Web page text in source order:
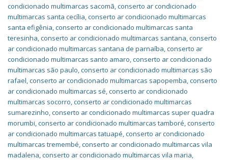
condicionado multimarcas sacomã,conserto ar condicionado
multimarcas santa cecília,conserto ar condicionado multimarcas
santa efigênia,conserto ar condicionado multimarcas santa
teresinha,conserto ar condicionado multimarcas santana,conserto
ar condicionado multimarcas santana de parnaíba,conserto ar
condicionado multimarcas santo amaro,conserto ar condicionado
multimarcas são paulo,conserto ar condicionado multimarcas são
rafael,conserto ar condicionado multimarcas sapopemba,conserto
ar condicionado multimarcas sé,conserto ar condicionado
multimarcas socorro,conserto ar condicionado multimarcas
sumarezinho,conserto ar condicionado multimarcas super quadra
morumbi,conserto ar condicionado multimarcas tamboré,conserto
ar condicionado multimarcas tatuapé,conserto ar condicionado
multimarcas tremembé,conserto ar condicionado multimarcas vila
madalena,conserto ar condicionado multimarcas vila maria,